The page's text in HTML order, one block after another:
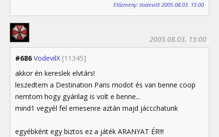
Előzmény: VodevilX 2005.08.03. 15:00
#686 VodevilX [11345]
2005.08.03. 15:00
akkor én kereslek elvtárs!
leszedtem a Destination Paris modot és van benne coop
nemtom hogy gyárilag is volt e benne...
mind1 vegyél fel emesenre aztán majd jáccchatunk
egyébként egy biztos ez a játék ARANYAT ÉR!!!